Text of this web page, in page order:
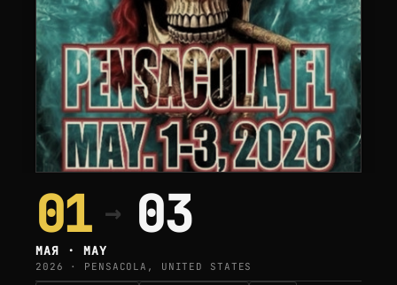
01 → 03
МАЯ · MAY
2026 · PENSACOLA, UNITED STATES